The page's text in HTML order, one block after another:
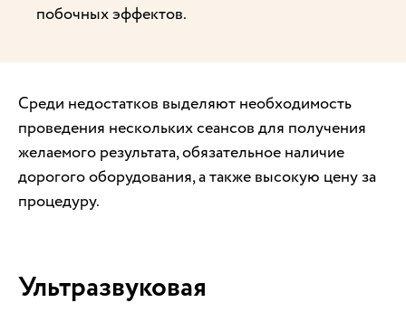
побочных эффектов.
Среди недостатков выделяют необходимость
проведения нескольких сеансов для получения
желаемого результата, обязательное наличие
дорогого оборудования, а также высокую цену за
процедуру.
Ультразвуковая